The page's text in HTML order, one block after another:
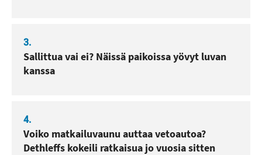
3.
Sallittua vai ei? Näissä paikoissa yövyt luvan
kanssa
4.
Voiko matkailuvaunu auttaa vetoautoa?
Dethleffs kokeili ratkaisua jo vuosia sitten